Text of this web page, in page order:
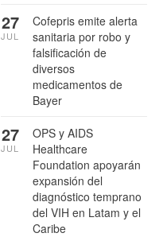
Cofepris emite alerta
sanitaria por robo y
falsificación de
diversos
medicamentos de
Bayer
27
JUL
OPS y AIDS
Healthcare
Foundation apoyarán
expansión del
diagnóstico temprano
del VIH en Latam y el
Caribe
27
JUL